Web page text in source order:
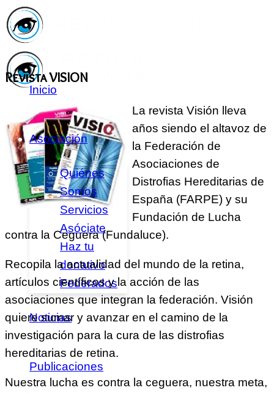
Inicio
Asociación
Quiénes
Somos
Servicios
Asóciate
Haz tu
donativo
Federados
Noticias
Publicaciones
Revista VISION
La revista Visión lleva
años siendo el altavoz de
la Federación de
Asociaciones de
Distrofias Hereditarias de
España (FARPE) y su
Fundación de Lucha
contra la Ceguera (Fundaluce).
Recopila la actualidad del mundo de la retina,
artículos científicos y la acción de las
asociaciones que integran la federación. Visión
quiere sumar y avanzar en el camino de la
investigación para la cura de las distrofias
hereditarias de retina.
Nuestra lucha es contra la ceguera, nuestra meta,